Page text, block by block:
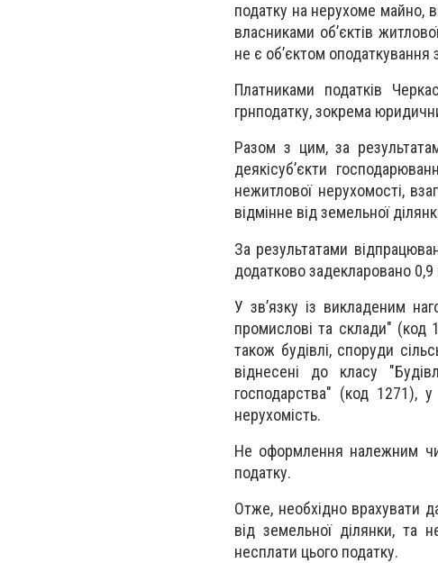
податку на нерухоме майно,
власниками об’єктів
не є об’єктом оподаткування
Платниками податків
грнподатку, зокрема
Разом з цим, за
деякісуб’єкти
нежитлової нерухомості,
відмінне від земельної
За результатами
додатково задекларовано
У зв’язку із викладеним
промислові та склади" (код
також будівлі, споруди
віднесені до класу
господарства" (код 1271),
нерухомість.
Не оформлення належним
податку.
Отже, необхідно врахувати
від земельної ділянки, та
несплати цього податку.